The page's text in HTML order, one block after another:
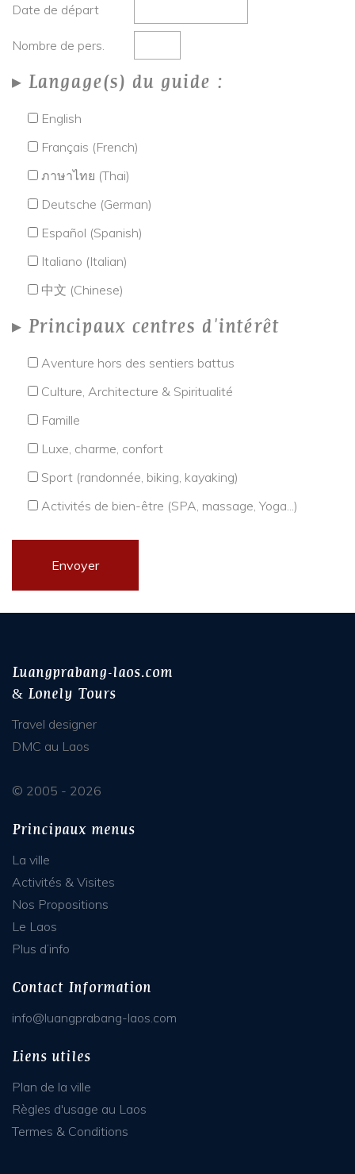
Date de départ
Nombre de pers.
Langage(s) du guide :
English
Français (French)
ภาษาไทย (Thai)
Deutsche (German)
Español (Spanish)
Italiano (Italian)
中文 (Chinese)
Principaux centres d'intérêt
Aventure hors des sentiers battus
Culture, Architecture & Spiritualité
Famille
Luxe, charme, confort
Sport (randonnée, biking, kayaking)
Activités de bien-être (SPA, massage, Yoga...)
Luangprabang-laos.com
& Lonely Tours
Travel designer
DMC au Laos
© 2005 - 2026
Principaux menus
La ville
Activités & Visites
Nos Propositions
Le Laos
Plus d’info
Contact Information
info@luangprabang-laos.com
Liens utiles
Plan de la ville
Règles d'usage au Laos
Termes & Conditions